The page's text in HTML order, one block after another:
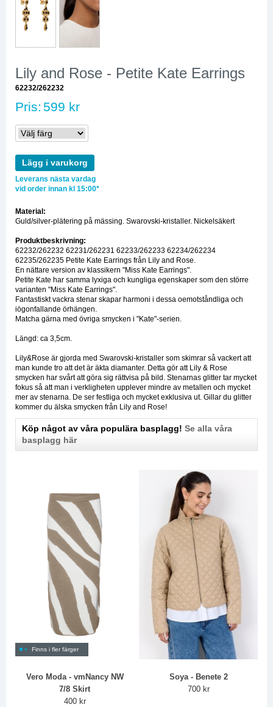
Lily and Rose - Petite Kate Earrings
62232/262232
Pris: 599 kr
Lägg i varukorg
Leverans nästa vardag
vid order innan kl 15:00*
Material:
Guld/silver-plätering på mässing. Swarovski-kristaller. Nickelsäkert
Produktbeskrivning:
62232/262232 62231/262231 62233/262233 62234/262234
62235/262235 Petite Kate Earrings från Lily and Rose.
En nättare version av klassikern "Miss Kate Earrings".
Petite Kate har samma lyxiga och kungliga egenskaper som den större
varianten "Miss Kate Earrings".
Fantastiskt vackra stenar skapar harmoni i dessa oemotståndliga och
iögonfallande örhängen.
Matcha gärna med övriga smycken i "Kate"-serien.
Längd: ca 3,5cm.
Lily&Rose är gjorda med Swarovski-kristaller som skimrar så vackert att
man kunde tro att det är äkta diamanter. Detta gör att Lily & Rose
smycken har svårt att göra sig rättvisa på bild. Stenarnas glitter tar mycket
fokus så att man i verkligheten upplever mindre av metallen och mycket
mer av stenarna. De ser festliga och mycket exklusiva ut. Gillar du glitter
kommer du älska smycken från Lily and Rose!
Köp något av våra populära basplagg! Se alla våra
basplagg här
Finns i fler färger
Vero Moda - vmNancy NW
7/8 Skirt
400 kr
Soya - Benete 2
700 kr